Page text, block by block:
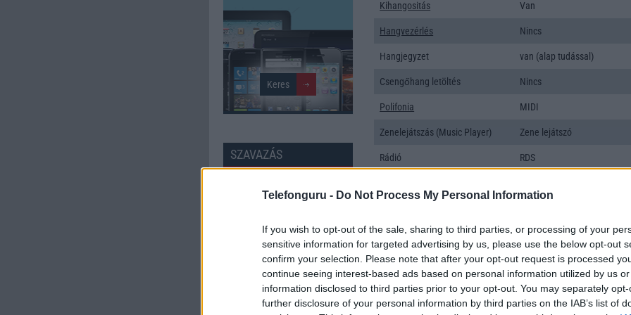
Telefonguru - Do Not Process My Personal Information
If you wish to opt-out of the sale, sharing to third parties, or processing of your
sensitive information for targeted advertising by us, please use the below opt-out
confirm your selection. Please note that after your opt-out request is processed
continue seeing interest-based ads based on personal information utilized by us
information disclosed to third parties prior to your opt-out. You may separately
further disclosure of your personal information by third parties on the IAB’s list of
SZAVAZÁS
Minőség: 9.04
Értékelés: 8.56 | Szavazatok: 26
Kihangositás Van
Hangvezérlés Nincs
Hangjegyzet van (alap tudással)
Csengőhang letöltés Nincs
Polifonia MIDI
Zenelejátszás (Music Player) Zene lejátszó
Rádió RDS
Video lejátszás Video lejátszó
MEMÓRIA ÉS TÁRHELY
Telefonkönyv db 2000